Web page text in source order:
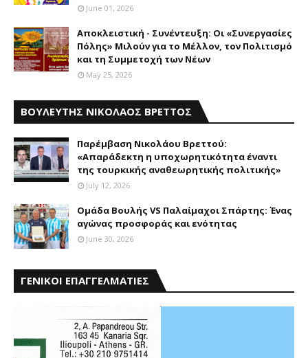
June 01, 2026
Αποκλειστική - Συνέντευξη: Οι «Συνεργασίες
Πόλης» Μιλούν για το Μέλλον, τον Πολιτισμό
και τη Συμμετοχή των Νέων
May 25, 2026
ΒΟΥΛΕΥΤΗΣ ΝΙΚΟΛΑΟΣ ΒΡΕΤΤΟΣ
Παρέμβαση Nικολάου Bρεττού:
«Aπαράδεκτη η υποχωρητικότητα έναντι
της τουρκικής αναθεωρητικής πολιτικής»
July 12, 2026
Ομάδα Βουλής VS Παλαίμαχοι Σπάρτης: Ένας
αγώνας προσφοράς και ενότητας
June 30, 2026
ΓΕΝΙΚΟΙ ΕΠΑΓΓΕΛΜΑΤΙΕΣ